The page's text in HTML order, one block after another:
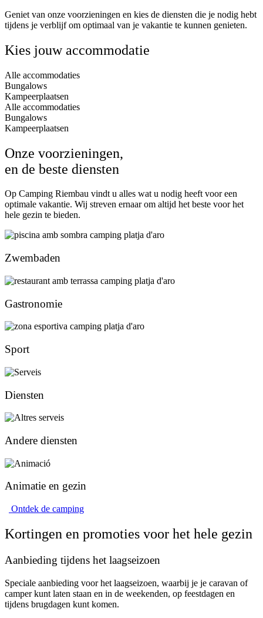
Geniet van onze voorzieningen en kies de diensten die je nodig hebt
tijdens je verblijf om optimaal van je vakantie te kunnen genieten.
Kies jouw accommodatie
Alle accommodaties
Bungalows
Kampeerplaatsen
Alle accommodaties
Bungalows
Kampeerplaatsen
Onze voorzieningen,
en de beste diensten
Op Camping Riembau vindt u alles wat u nodig heeft voor een
optimale vakantie. Wij streven ernaar om altijd het beste voor het
hele gezin te bieden.
Zwembaden
Gastronomie
Sport
Diensten
Andere diensten
Animatie en gezin
Ontdek de camping
Kortingen en promoties voor het hele gezin
Aanbieding tijdens het laagseizoen
Speciale aanbieding voor het laagseizoen, waarbij je je caravan of
camper kunt laten staan en in de weekenden, op feestdagen en
tijdens brugdagen kunt komen.